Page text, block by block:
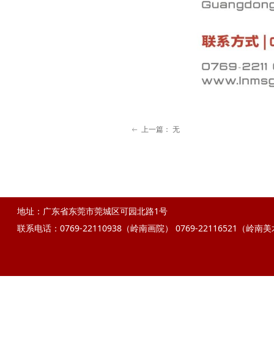
ꂃ 上一篇： 无
地址：广东省东莞市莞城区可园北路1号
联系电话：0769-22110938（岭南画院）
0769-22116521（岭南美